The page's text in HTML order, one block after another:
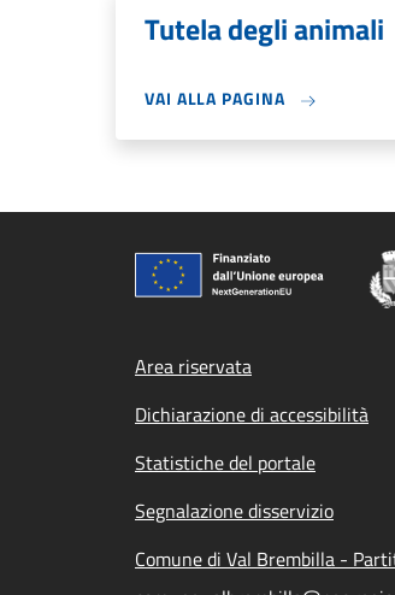
Tutela degli animali
VAI ALLA PAGINA
Footer menu
Area riservata
Dichiarazione di accessibilità
Statistiche del portale
Segnalazione disservizio
Comune di Val Brembilla -